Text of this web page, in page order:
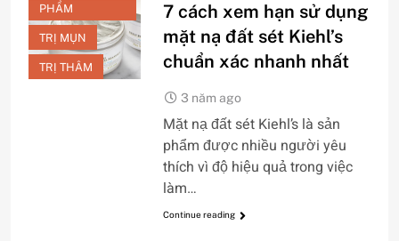
PHẨM
TRỊ MỤN
TRỊ THÂM
7 cách xem hạn sử dụng
mặt nạ đất sét Kiehl’s
chuẩn xác nhanh nhất
3 năm ago
Mặt nạ đất sét Kiehl’s là sản
phẩm được nhiều người yêu
thích vì độ hiệu quả trong việc
làm…
Continue reading